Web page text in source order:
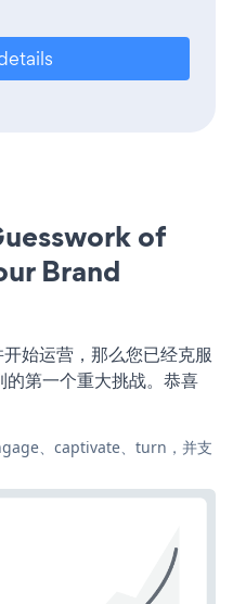
of
Brand
始运营，那么您已经克服
第一个重大挑战。恭喜
、captivate、turn，并支